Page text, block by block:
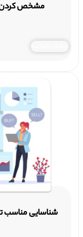
مشخص کردن
بیشتر بخوانید
شناسایی مناسب